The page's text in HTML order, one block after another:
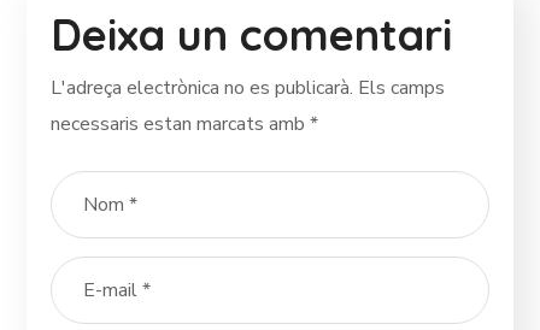
Deixa un comentari
L'adreça electrònica no es publicarà. Els camps
necessaris estan marcats amb*